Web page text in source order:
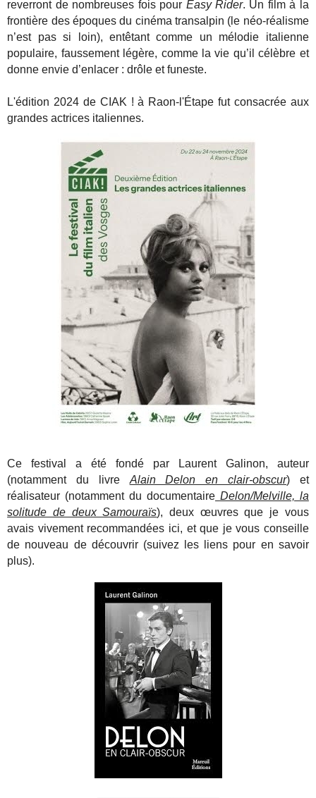
reverront de nombreuses fois pour Easy Rider. Un film à la
frontière des époques du cinéma transalpin (le néo-réalisme
n’est pas si loin), entêtant comme un mélodie italienne
populaire, faussement légère, comme la vie qu’il célèbre et
donne envie d’enlacer : drôle et funeste.
L'édition 2024 de CIAK ! à Raon-l'Étape fut consacrée aux
grandes actrices italiennes.
Ce festival a été fondé par Laurent Galinon, auteur
(notamment du livre Alain Delon en clair-obscur) et
réalisateur (notamment du documentaire Delon/Melville, la
solitude de deux Samouraïs), deux œuvres que je vous
avais vivement recommandées ici, et que je vous conseille
de nouveau de découvrir (suivez les liens pour en savoir
plus).